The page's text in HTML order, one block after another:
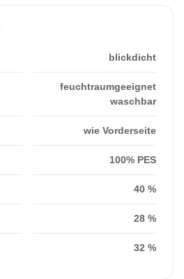
blickdicht
feuchtraumgeeignet
waschbar
wie Vorderseite
100% PES
40 %
28 %
32 %